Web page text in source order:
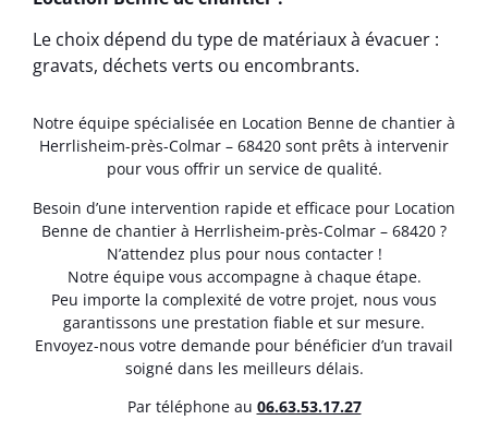
Le choix dépend du type de matériaux à évacuer :
gravats, déchets verts ou encombrants.
Notre équipe spécialisée en Location Benne de chantier à
Herrlisheim-près-Colmar – 68420 sont prêts à intervenir
pour vous offrir un service de qualité.
Besoin d’une intervention rapide et efficace pour Location
Benne de chantier à Herrlisheim-près-Colmar – 68420 ?
N’attendez plus pour nous contacter !
Notre équipe vous accompagne à chaque étape.
Peu importe la complexité de votre projet, nous vous
garantissons une prestation fiable et sur mesure.
Envoyez-nous votre demande pour bénéficier d’un travail
soigné dans les meilleurs délais.
Par téléphone au 06.63.53.17.27